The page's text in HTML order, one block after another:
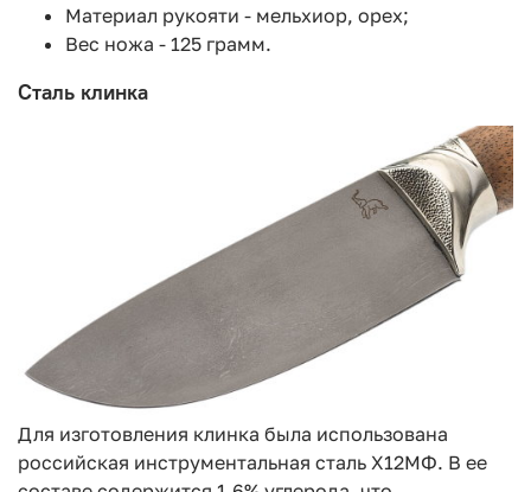
Материал рукояти - мельхиор, орех;
Вес ножа - 125 грамм.
Сталь клинка
Для изготовления клинка была использована
российская инструментальная сталь Х12МФ. В ее